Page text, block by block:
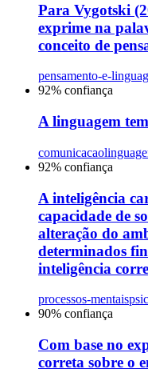
Para Vygotski
exprime na
conceito de
pensamento-e-
92% confiança
A linguagem
comunicacao
92% confiança
A inteligência
capacidade de
alteração do
determinados
inteligência
processos-mentais
90% confiança
Com base no
correta sobre o